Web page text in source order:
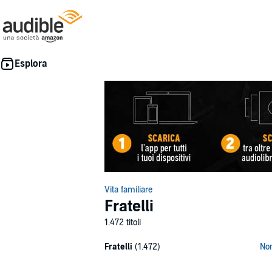
Vita familiare
Fratelli
1.472 titoli
Fratelli (1.472)